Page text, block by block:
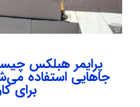
پرایمر هبلکس
جاهایی استفاده
برای